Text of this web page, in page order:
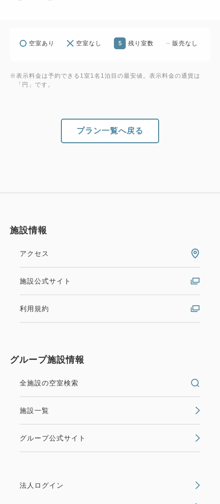
※チェックイン日の日付を記載させていただきま
＜クチコミ高評価！こだわり朝食ビュッフェ＞
直営レストラン Terrace and Tableでは、大人気の
漬けマグロ丼などご家族でお楽しみいただけるメニュ
ーを約50種類提供！
＜おすすめポイント＞
・全室禁煙
・動画アプリ内蔵49型4Kテレビ
など
・シモンズ社最高級シリーズのベッドでぐっすり就
・レインシャワー完備の洗い場付き浴室でゆったり
小学生のお子様まで添い寝として無料でお泊りいた
き、ご予約ください。
空室あり 空室なし 5 残り室数 販売なし
※表示料金は予約できる1室1名1泊目の最安値。表示料金の通貨は
「円」です。
プラン一覧へ戻る
施設情報
アクセス
施設公式サイト
利用規約
グループ施設情報
全施設の空室検索
施設一覧
グループ公式サイト
法人ログイン